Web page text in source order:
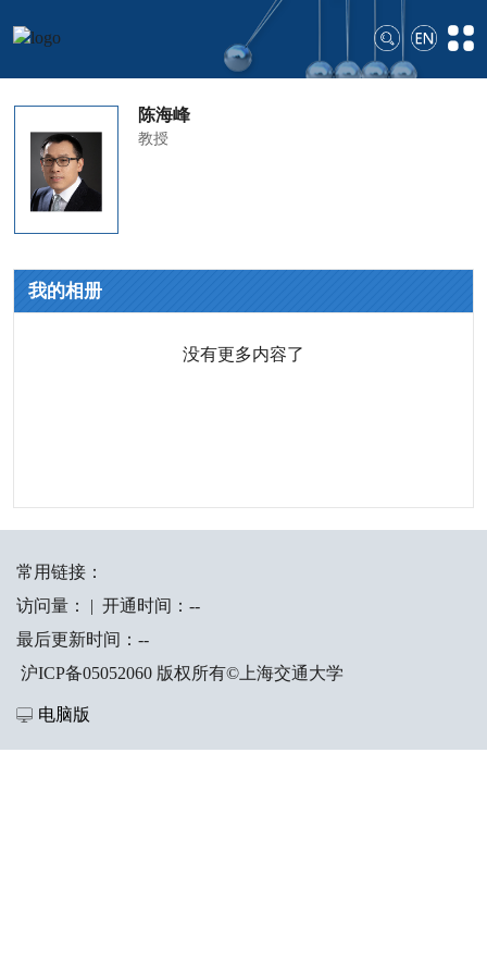
陈海峰
教授
我的相册
没有更多内容了
常用链接：
访问量：
| 开通时间： --
最后更新时间： --
沪ICP备05052060 版权所有©上海交通大学
电脑版